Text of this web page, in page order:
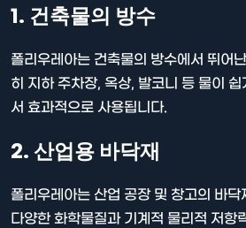
1. 건축물의 방수
폴리우레아는 건축물의 방수에서 뛰어
히 지하 주차장, 옥상, 발코니 등 물이 쉽
서 효과적으로 사용됩니다.
2. 산업용 바닥재
폴리우레아는 산업 공장 및 창고의 바
다양한 화학물질과 기계적 물리적 저항